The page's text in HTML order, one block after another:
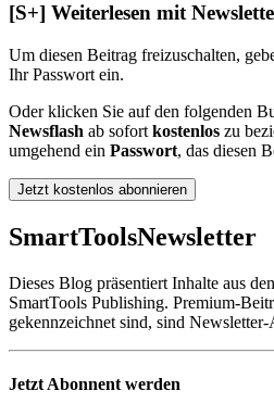
[S+] Weiterlesen mit
Um diesen Beitrag freizuschalten,
Ihr Passwort ein.
Oder klicken Sie auf den folgenden
Newsflash ab sofort kostenlos zu
umgehend ein Passwort, das diesen
Jetzt kostenlos abonnieren
SmartToolsNewsletter
Dieses Blog präsentiert Inhalte aus
SmartTools Publishing. Premium-
gekennzeichnet sind, sind
Jetzt Abonnent werden